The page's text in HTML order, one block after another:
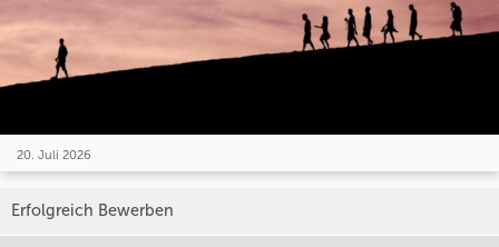
20. Juli 2026
Erfolgreich Bewerben